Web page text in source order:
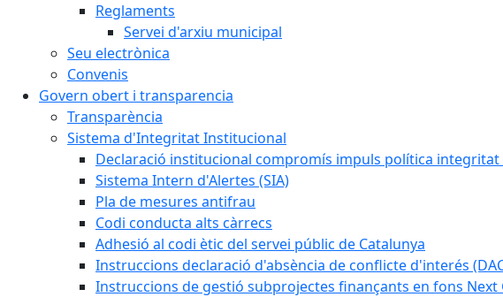
Reglaments
Servei d'arxiu municipal
Seu electrònica
Convenis
Govern obert i transparencia
Transparència
Sistema d'Integritat Institucional
Declaració institucional compromís impuls política
Sistema Intern d'Alertes (SIA)
Pla de mesures antifrau
Codi conducta alts càrrecs
Adhesió al codi ètic del servei públic de Catalunya
Instruccions declaració d'absència de conflicte d'interés
Instruccions de gestió subprojectes finançants en fons Next